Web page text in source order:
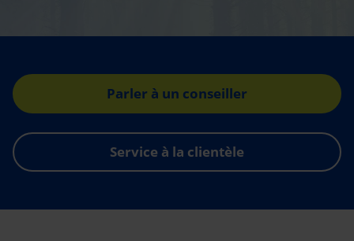
Parler à un conseiller
Service à la clientèle